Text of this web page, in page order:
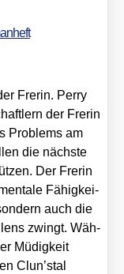
Fre­rin. Per­ry
der Fre­rin
Pro­blems am
die nächs­te
Der Fre­rin
Fähig­kei­
auch die
zwingt. Wäh­
Müdig­keit
Clun’stal